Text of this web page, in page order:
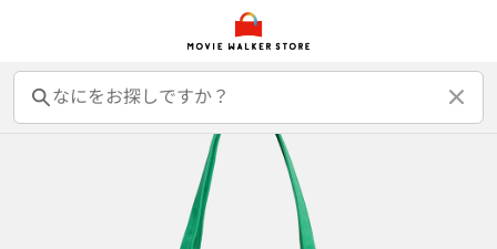
前売オンライン券 前売カード券 グッズ